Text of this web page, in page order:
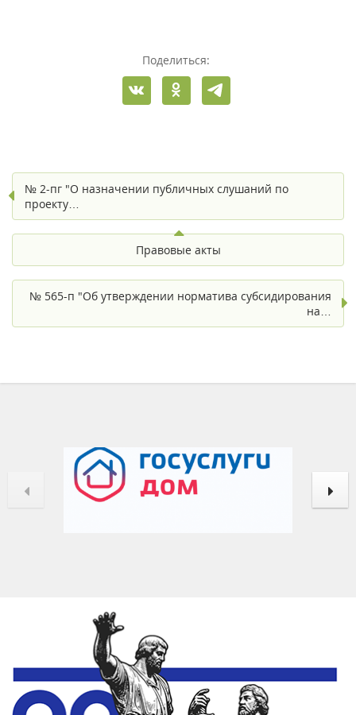
Поделиться:
№ 2-пг "О назначении публичных слушаний по
проекту…
Правовые акты
№ 565-п "Об утверждении норматива субсидирования
на…